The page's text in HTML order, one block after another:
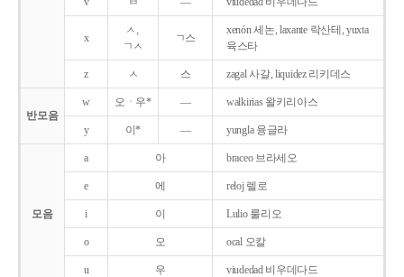
x
ㅅ,
ㄱㅅ
ㄱ스
xenón 세논, laxante 락산테, yuxta
육스타
z ㅅ 스 zagal 사갈, liquidez 리키데스
반모음
w 오ㆍ우* ― walkirias 왈키리아스
y 이* ― yungla 융글라
모음
a 아 braceo 브라세오
e 에 reloj 렐로
i 이 Lulio 룰리오
o 오 ocal 오칼
u 우 viudedad 비우데다드